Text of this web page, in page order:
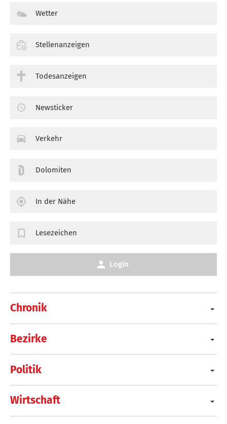
Chronik
Bezirke
Politik
Wirtschaft
Wetter
Stellenanzeigen
Todesanzeigen
Newsticker
Verkehr
Dolomiten
In der Nähe
Lesezeichen
Login